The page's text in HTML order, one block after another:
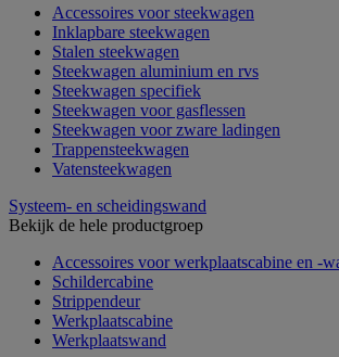
Accessoires voor steekwagen
Inklapbare steekwagen
Stalen steekwagen
Steekwagen aluminium en rvs
Steekwagen specifiek
Steekwagen voor gasflessen
Steekwagen voor zware ladingen
Trappensteekwagen
Vatensteekwagen
Systeem- en scheidingswand
Bekijk de hele productgroep
Accessoires voor werkplaatscabine en -
Schildercabine
Strippendeur
Werkplaatscabine
Werkplaatswand